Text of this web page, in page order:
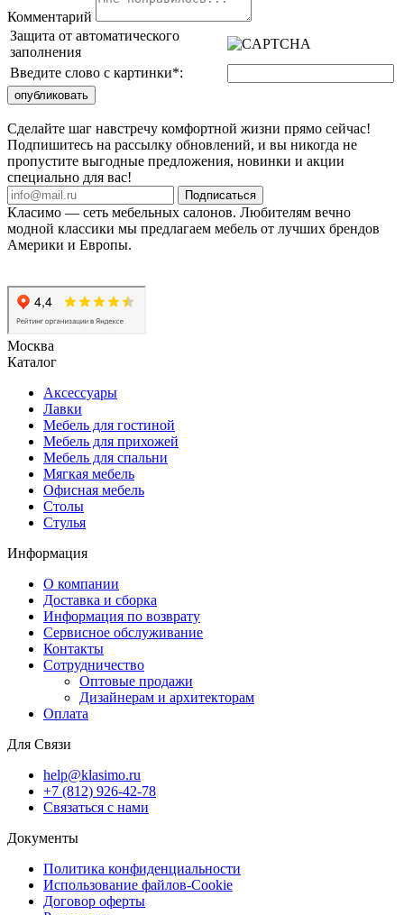
Комментарий
Защита от автоматического
заполнения
Введите слово с картинки*:
Сделайте шаг навстречу комфортной жизни прямо сейчас!
Подпишитесь на рассылку обновлений, и вы никогда не
пропустите выгодные предложения, новинки и акции
специально для вас!
Подписаться
Класимо — cеть мебельных салонов. Любителям вечно
модной классики мы предлагаем мебель от лучших брендов
Америки и Европы.
Москва
Каталог
Аксессуары
Лавки
Мебель для гостиной
Мебель для прихожей
Мебель для спальни
Мягкая мебель
Офисная мебель
Столы
Стулья
Информация
О компании
Доставка и сборка
Информация по возврату
Сервисное обслуживание
Контакты
Сотрудничество
Оптовые продажи
Дизайнерам и архитекторам
Оплата
Для Связи
help@klasimo.ru
+7 (812) 926-42-78
Связаться с нами
Документы
Политика конфиденциальности
Использование файлов-Cookie
Договор оферты